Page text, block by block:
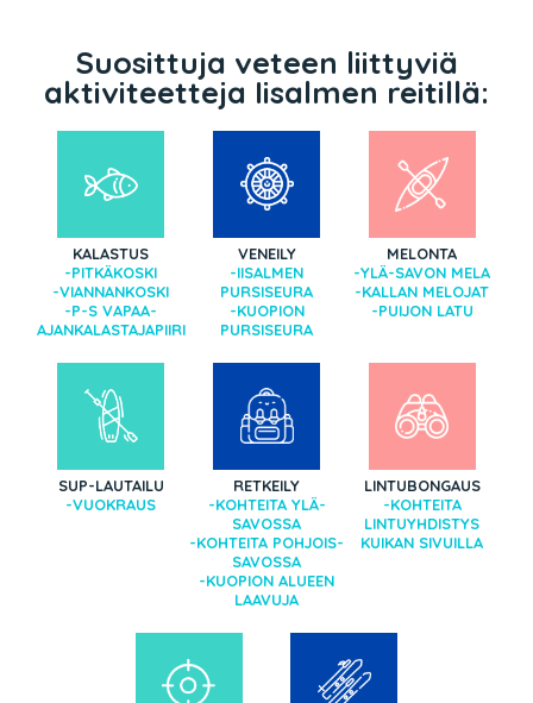
Suosittuja veteen liittyviä
aktiviteetteja Iisalmen reitillä:
KALASTUS
-PITKÄKOSKI
-VIANNANKOSKI
-P-S VAPAA-
AJANKALASTAJAPIIRI
VENEILY
-IISALMEN
PURSISEURA
-KUOPION
PURSISEURA
MELONTA
-YLÄ-SAVON MELA
-KALLAN MELOJAT
-PUIJON LATU
SUP-LAUTAILU
-VUOKRAUS
RETKEILY
-KOHTEITA YLÄ-
SAVOSSA
-KOHTEITA POHJOIS-
SAVOSSA
-KUOPION ALUEEN
LAAVUJA
LINTUBONGAUS
-KOHTEITA
LINTUYHDISTYS
KUIKAN SIVUILLA